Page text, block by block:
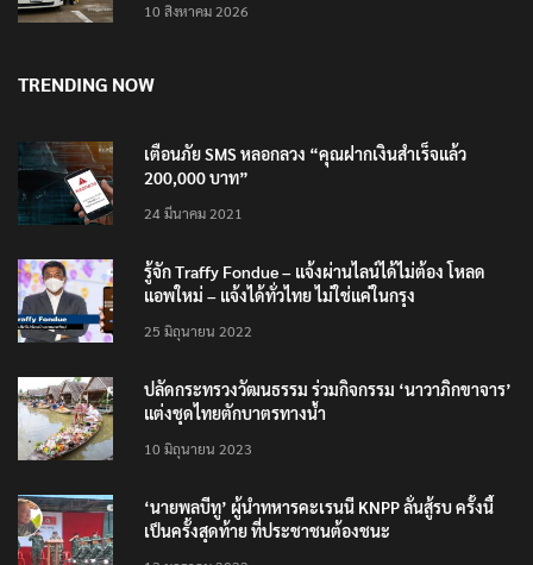
10 สิงหาคม 2026
TRENDING NOW
เตือนภัย SMS หลอกลวง “คุณฝากเงินสำเร็จแล้ว
200,000 บาท”
24 มีนาคม 2021
รู้จัก Traffy Fondue – แจ้งผ่านไลน์ได้ไม่ต้อง โหลด
แอพใหม่ – แจ้งได้ทั่วไทย ไม่ใช่แค่ในกรุง
25 มิถุนายน 2022
ปลัดกระทรวงวัฒนธรรม ร่วมกิจกรรม ‘นาวาภิกขาจาร’
แต่งชุดไทยตักบาตรทางน้ำ
10 มิถุนายน 2023
‘นายพลบีทู’ ผู้นำทหารคะเรนนี KNPP ลั่นสู้รบ ครั้งนี้
เป็นครั้งสุดท้าย ที่ประชาชนต้องชนะ